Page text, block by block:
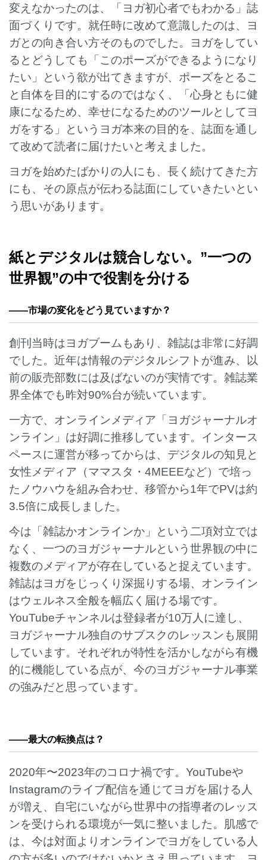
変えなかったのは、「ヨガ初心者でもわかる」誌
面づくりです。就任時に改めて意識したのは、ヨ
ガとの向き合い方そのものでした。ヨガをしてい
るとどうしても「このポーズができるようになり
たい」という欲が出てきますが、ポーズをとるこ
と自体を目的にするのではなく、「心身ともに健
康になるため、幸せになるためのツールとしてヨ
ガをする」というヨガ本来の目的を、誌面を通し
て改めて読者に届けたいと考えました。
ヨガを始めたばかりの人にも、長く続けてきた方
にも、その原点が伝わる誌面にしていきたいとい
う思いがあります。
紙とデジタルは競合しない。”一つの
世界観”の中で役割を分ける
——市場の変化をどう見ていますか？
創刊当時はヨガブームもあり、雑誌は非常に好調
でした。近年は情報のデジタルシフトが進み、以
前の販売部数には及ばないのが実情です。雑誌業
界全体でも昨対90%台が続いています。
一方で、オンラインメディア「ヨガジャーナルオ
ンライン」は好調に推移しています。インタース
ペースに運営が移ってからは、デジタルの知見と
女性メディア（ママスタ・4MEEEなど）で培っ
たノウハウを組み合わせ、移管から1年でPVは約
3.5倍に成長しました。
今は「雑誌かオンラインか」という二項対立では
なく、一つのヨガジャーナルという世界観の中に
複数のメディアが存在していると捉えています。
雑誌はヨガをじっくり深掘りする場、オンライン
はウェルネス全般を幅広く届ける場です。
YouTubeチャンネルは登録者が10万人に達し、
ヨガジャーナル独自のサブスクのレッスンも展開
しています。それぞれが特性を活かしながら有機
的に機能している点が、今のヨガジャーナル事業
の強みだと思っています。
——最大の転換点は？
2020年〜2023年のコロナ禍です。YouTubeや
Instagramのライブ配信を通じてヨガを届ける人
が増え、自宅にいながら世界中の指導者のレッス
ンを受けられる環境が一気に整いました。肌感で
は、今は対面よりオンラインでヨガをしている人